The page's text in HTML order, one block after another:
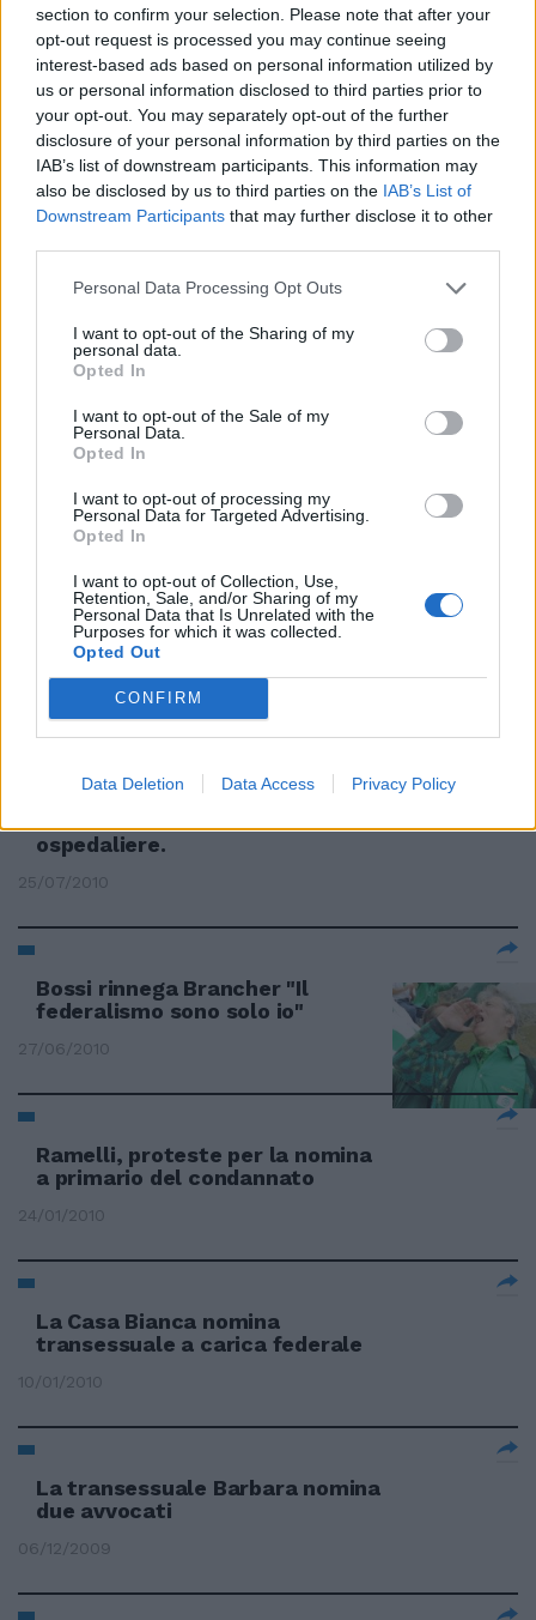
section to confirm your selection. Please note that after your
opt-out request is processed you may continue seeing
interest-based ads based on personal information utilized by
us or personal information disclosed to third parties prior to
your opt-out. You may separately opt-out of the further
disclosure of your personal information by third parties on the
IAB’s list of downstream participants. This information may
also be disclosed by us to third parties on the IAB’s List of
Downstream Participants that may further disclose it to other
Personal Data Processing Opt Outs
I want to opt-out of the Sharing of my
personal data.
Opted In
I want to opt-out of the Sale of my
Personal Data.
Opted In
I want to opt-out of processing my
Personal Data for Targeted Advertising.
Opted In
I want to opt-out of Collection, Use,
Retention, Sale, and/or Sharing of my
Personal Data that Is Unrelated with the
Purposes for which it was collected.
Opted Out
CONFIRM
Data Deletion Data Access Privacy Policy
Tutti spiazzati dal Colle
08/05/2011
Generali, oggi la nomina
10/04/2011
Super deleghe dimezzate
30/01/2011
Tar sospende la nomina del
garante
05/09/2010
Salta ancora la nomina del
presidente Consob
Rischia di saltare la nomina dei
ospedaliere.
25/07/2010
Bossi rinnega Brancher "Il
federalismo sono solo io"
27/06/2010
Ramelli, proteste per la nomina
a primario del condannato
24/01/2010
La Casa Bianca nomina
transessuale a carica federale
10/01/2010
La transessuale Barbara nomina
due avvocati
06/12/2009